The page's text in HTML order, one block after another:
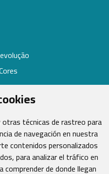
técnicas de rastreo para
de navegación en nuestra
contenidos personalizados
para analizar el tráfico en
de donde llegan
13